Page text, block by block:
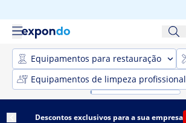
Equipamentos para restauração
Equipamentos de limpeza profissional
Descontos exclusivos para a sua empresa